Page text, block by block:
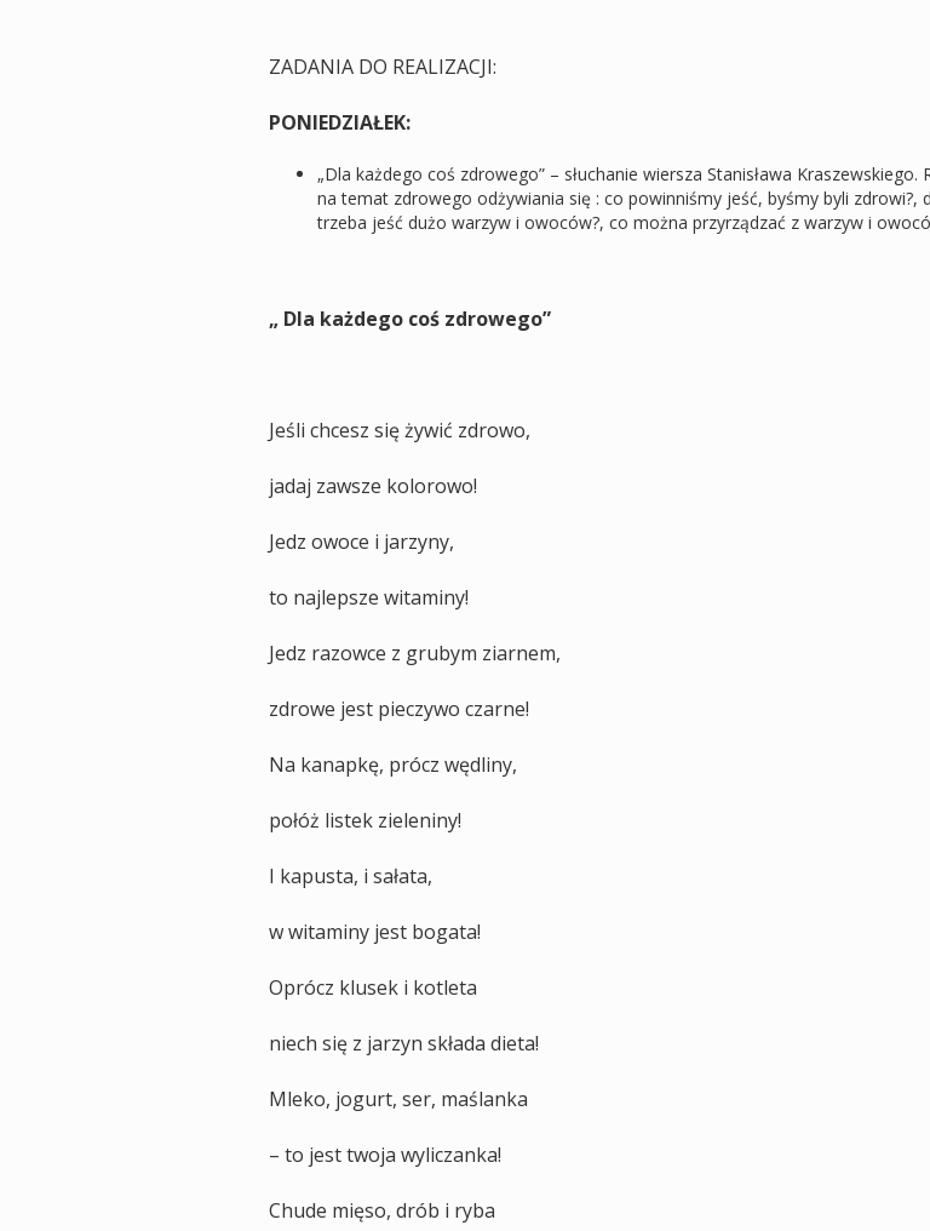
ZADANIA DO REALIZACJI:
PONIEDZIAŁEK:
„Dla każdego coś zdrowego” – słuchanie wiersza Stanisława Kraszewskiego.
na temat zdrowego odżywiania się : co powinniśmy jeść, byśmy byli zdrowi?,
trzeba jeść dużo warzyw i owoców?, co można przyrządzać z warzyw i
„ Dla każdego coś zdrowego”
Jeśli chcesz się żywić zdrowo,
jadaj zawsze kolorowo!
Jedz owoce i jarzyny,
to najlepsze witaminy!
Jedz razowce z grubym ziarnem,
zdrowe jest pieczywo czarne!
Na kanapkę, prócz wędliny,
połóż listek zieleniny!
I kapusta, i sałata,
w witaminy jest bogata!
Oprócz klusek i kotleta
niech się z jarzyn składa dieta!
Mleko, jogurt, ser, maślanka
– to jest twoja wyliczanka!
Chude mięso, drób i ryba